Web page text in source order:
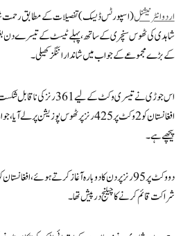
اردوانٹرنیشنل(اسپورٹس ڈیسک) تفصیلات کے مطابق رحمت
کے بڑے مجموعے کے جواب میں شاندار اننگز کھیلی۔
اس جوڑی نے تیسری وکٹ کے
پیچھے ہے۔
دو وکٹ پر 95 رنز پر دن کا دوبارہ آغاز کرتے ہوئے،
شراکت قائم کرنے کا چیلنج درپیش تھا۔